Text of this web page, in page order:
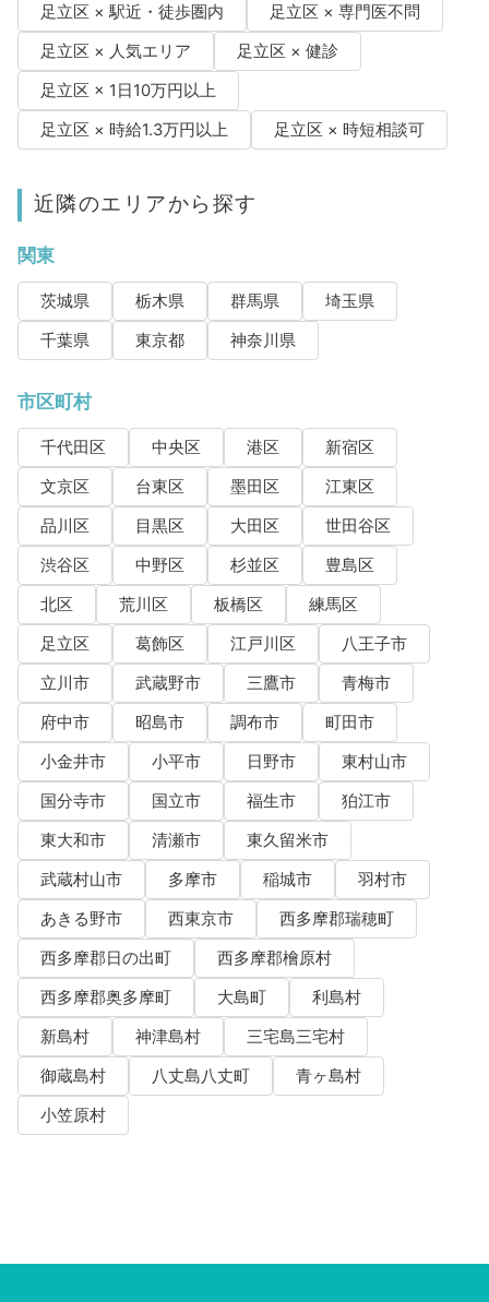
足立区 × 駅近・徒歩圏内
足立区 × 専門医不問
足立区 × 人気エリア
足立区 × 健診
足立区 × 1日10万円以上
足立区 × 時給1.3万円以上
足立区 × 時短相談可
近隣のエリアから探す
関東
茨城県 栃木県 群馬県
埼玉県
千葉県
東京都 神奈川県
市区町村
千代田区 中央区 港区
新宿区
文京区
台東区 墨田区
江東区
品川区
目黒区 大田区
世田谷区
渋谷区
中野区 杉並区
豊島区
北区
荒川区 板橋区
練馬区
足立区
葛飾区 江戸川区
八王子市
立川市
武蔵野市 三鷹市
青梅市
府中市
昭島市 調布市
町田市
小金井市
小平市 日野市
東村山市
国分寺市
国立市 福生市
狛江市
東大和市
清瀬市
東久留米市
武蔵村山市
多摩市 稲城市
羽村市
あきる野市
西東京市
西多摩郡瑞穂町
西多摩郡日の出町
西多摩郡檜原村
西多摩郡奥多摩町
大島町
利島村
新島村
神津島村
三宅島三宅村
御蔵島村
八丈島八丈町
青ヶ島村
小笠原村